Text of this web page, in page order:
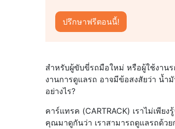
สำหรับผู้ขับขี่รถมือใหม่ หรือผู้ใช้งาน
งานการดูแลรถ อาจมีข้อสงสัยว่า น้ำ
อย่างไร?
คาร์แทรค (CARTRACK) เราไม่เพียงรู้
คุณมาดูกันว่า เราสามารถดูแลรถด้ว